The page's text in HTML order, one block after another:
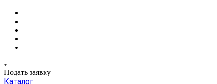
Подать заявку
Каталог